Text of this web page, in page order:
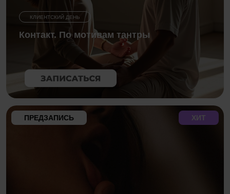
КЛИЕНТСКИЙ ДЕНЬ
Контакт. По мотивам тантры
ХИТ
ПРЕДЗАПИСЬ